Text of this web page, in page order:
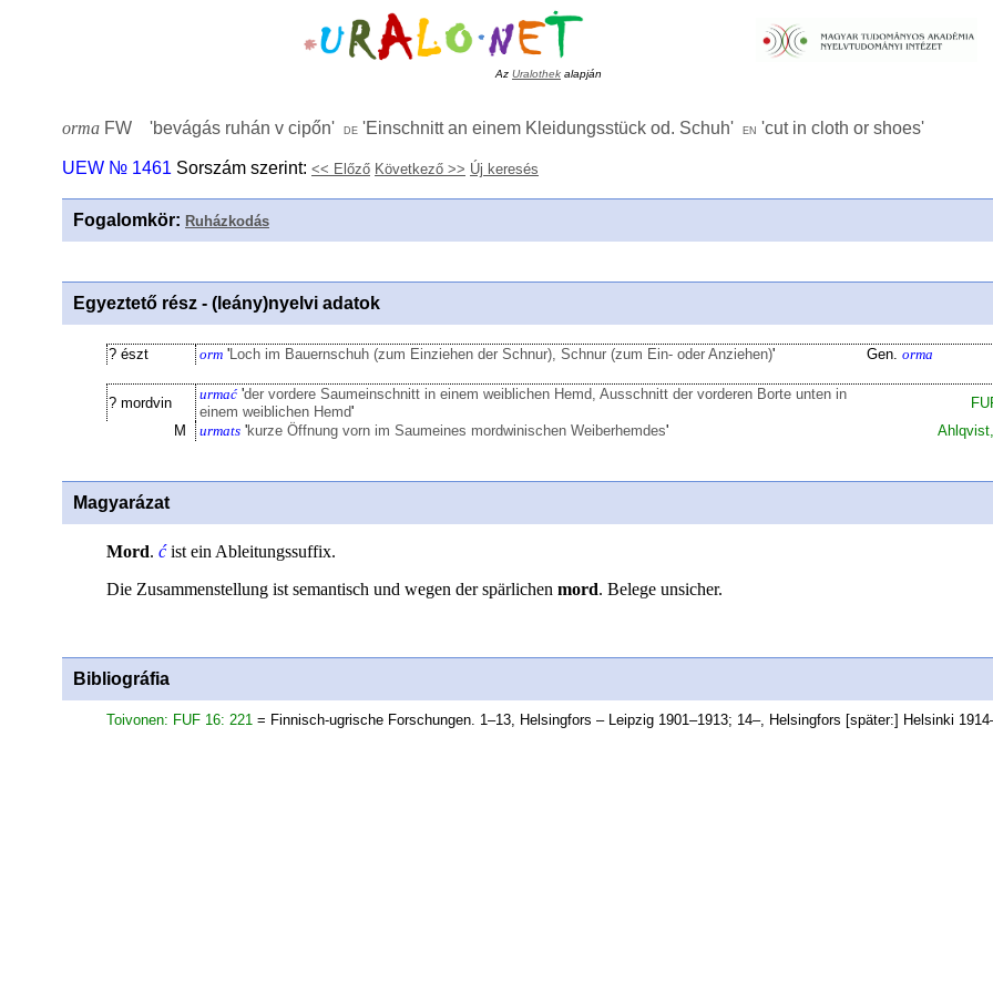
Az Uralothek alapján
orma FW 'bevágás ruhán v cipőn' de 'Einschnitt an einem Kleidungsstück od. Schuh' en 'cut in cloth or shoes'
UEW № 1461 Sorszám szerint: << Előző Következő >> Új keresés
Fogalomkör: Ruházkodás
Egyeztető rész - (leány)nyelvi adatok
? észt orm 'Loch im Bauernschuh (zum Einziehen der Schnur), Schnur (zum Ein- oder Anziehen)' Gen. orma
? mordvin
urmać 'der vordere Saumeinschnitt in einem weiblichen Hemd, Ausschnitt der vorderen Borte unten in
einem weiblichen Hemd'
M
urmats 'kurze Öffnung vorn im Saumeines mordwinischen Weiberhemdes'
Magyarázat
Mord. ćist ein Ableitungssuffix.
Die Zusammenstellung ist semantisch und wegen der spärlichen mord. Belege unsicher.
Bibliográfia
Toivonen: FUF 16: 221 = Finnisch-ugrische Forschungen. 1–13, Helsingfors – Leipzig 1901–1913; 14–, Helsingfors [später:] Helsinki